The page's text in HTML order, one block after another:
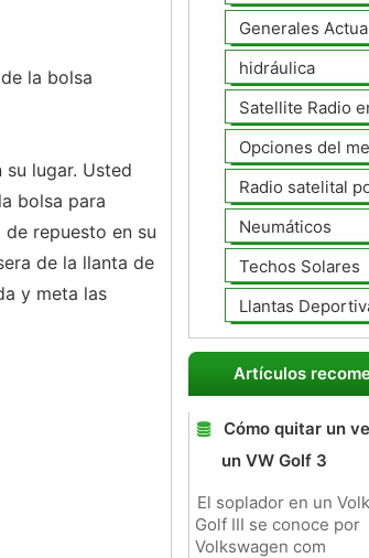
la bolsa
lugar. Usted
bolsa para
repuesto en su
de la llanta de
y meta las
Generales
hidráulica
Satellite Radio
Opciones del
Radio satelital
Neumáticos
Techos Solares
Llantas
Artículos
Cómo quitar un
un VW Golf 3
El soplador en un
Golf III se conoce por
Volkswagen com